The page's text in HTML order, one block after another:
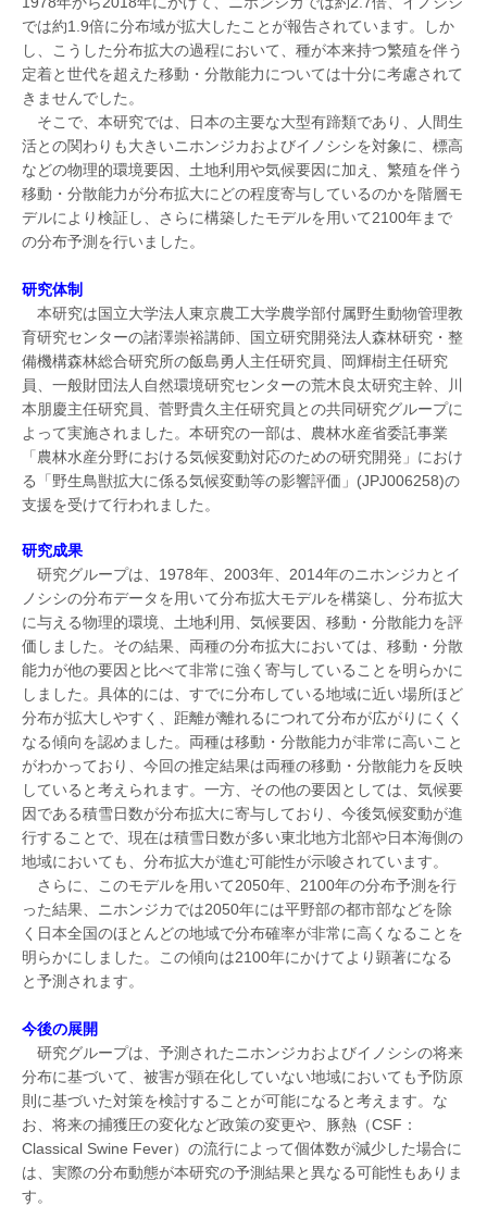
では約1.9倍に分布域が拡大したことが報告されています。しか
し、こうした分布拡大の過程において、種が本来持つ繁殖を伴う
定着と世代を超えた移動・分散能力については十分に考慮されて
きませんでした。
そこで、本研究では、日本の主要な大型有蹄類であり、人間生
活との関わりも大きいニホンジカおよびイノシシを対象に、標高
などの物理的環境要因、土地利用や気候要因に加え、繁殖を伴う
移動・分散能力が分布拡大にどの程度寄与しているのかを階層モ
デルにより検証し、さらに構築したモデルを用いて2100年まで
の分布予測を行いました。
研究体制
本研究は国立大学法人東京農工大学農学部付属野生動物管理教
育研究センターの諸澤崇裕講師、国立研究開発法人森林研究・整
備機構森林総合研究所の飯島勇人主任研究員、岡輝樹主任研究
員、一般財団法人自然環境研究センターの荒木良太研究主幹、川
本朋慶主任研究員、菅野貴久主任研究員との共同研究グループに
よって実施されました。本研究の一部は、農林水産省委託事業
「農林水産分野における気候変動対応のための研究開発」におけ
る「野生鳥獣拡大に係る気候変動等の影響評価」(JPJ006258)の
支援を受けて行われました。
研究成果
研究グループは、1978年、2003年、2014年のニホンジカとイ
ノシシの分布データを用いて分布拡大モデルを構築し、分布拡大
に与える物理的環境、土地利用、気候要因、移動・分散能力を評
価しました。その結果、両種の分布拡大においては、移動・分散
能力が他の要因と比べて非常に強く寄与していることを明らかに
しました。具体的には、すでに分布している地域に近い場所ほど
分布が拡大しやすく、距離が離れるにつれて分布が広がりにくく
なる傾向を認めました。両種は移動・分散能力が非常に高いこと
がわかっており、今回の推定結果は両種の移動・分散能力を反映
していると考えられます。一方、その他の要因としては、気候要
因である積雪日数が分布拡大に寄与しており、今後気候変動が進
行することで、現在は積雪日数が多い東北地方北部や日本海側の
地域においても、分布拡大が進む可能性が示唆されています。
さらに、このモデルを用いて2050年、2100年の分布予測を行
った結果、ニホンジカでは2050年には平野部の都市部などを除
く日本全国のほとんどの地域で分布確率が非常に高くなることを
明らかにしました。この傾向は2100年にかけてより顕著になる
と予測されます。
今後の展開
研究グループは、予測されたニホンジカおよびイノシシの将来
分布に基づいて、被害が顕在化していない地域においても予防原
則に基づいた対策を検討することが可能になると考えます。な
お、将来の捕獲圧の変化など政策の変更や、豚熱（CSF：
Classical Swine Fever）の流行によって個体数が減少した場合に
は、実際の分布動態が本研究の予測結果と異なる可能性もありま
す。